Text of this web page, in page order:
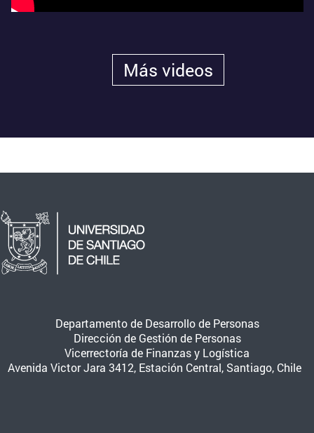
Más videos
Departamento de Desarrollo de Personas
Dirección de Gestión de Personas
Vicerrectoría de Finanzas y Logística
Avenida Victor Jara 3412, Estación Central, Santiago, Chile